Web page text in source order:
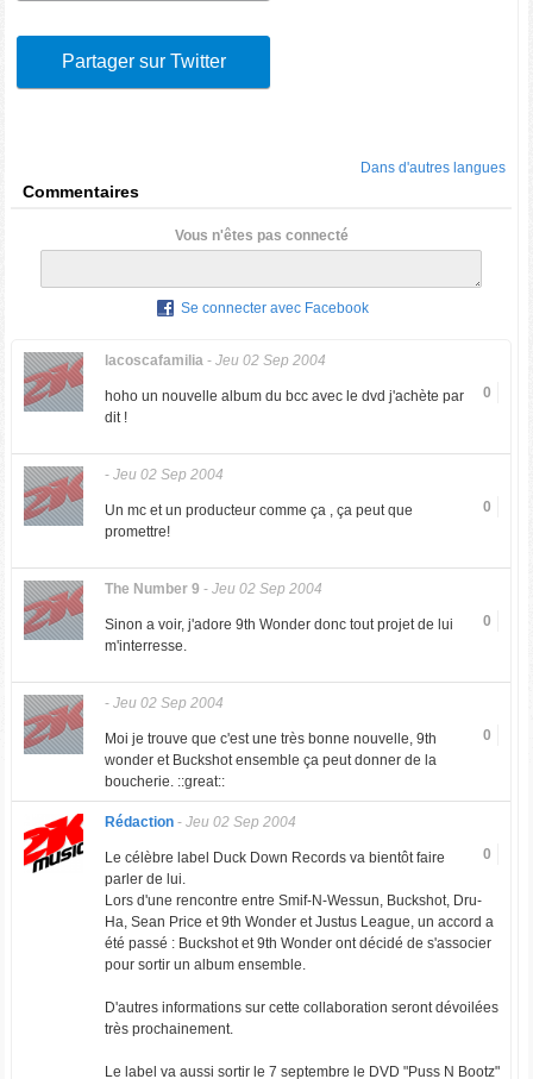
Partager sur Twitter
Dans d'autres langues
Commentaires
Vous n'êtes pas connecté
Se connecter avec Facebook
lacoscafamilia- Jeu 02 Sep 2004
0
hoho un nouvelle album du bcc avec le dvd j'achète par
dit !
- Jeu 02 Sep 2004
0
Un mc et un producteur comme ça , ça peut que
promettre!
The Number 9 - Jeu 02 Sep 2004
0
Sinon a voir, j'adore 9th Wonder donc tout projet de lui
m'interresse.
- Jeu 02 Sep 2004
0
Moi je trouve que c'est une très bonne nouvelle, 9th
wonder et Buckshot ensemble ça peut donner de la
boucherie. ::great::
Rédaction- Jeu 02 Sep 2004
0
Le célèbre label Duck Down Records va bientôt faire
parler de lui.
Lors d'une rencontre entre Smif-N-Wessun, Buckshot, Dru-
Ha, Sean Price et 9th Wonder et Justus League, un accord a
été passé : Buckshot et 9th Wonder ont décidé de s'associer
pour sortir un album ensemble.
D'autres informations sur cette collaboration seront dévoilées
très prochainement.
Le label va aussi sortir le 7 septembre le DVD "Puss N Bootz"